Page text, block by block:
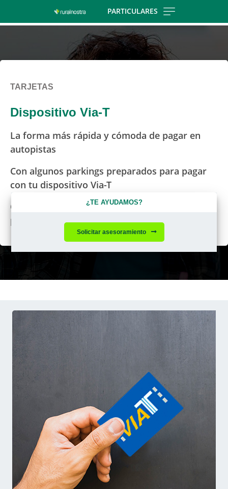
Skip
main
contentt
PARTICULARES
TARJETAS
Dispositivo Via-T
La forma más rápida y cómoda de pagar en
autopistas
Con algunos parkings preparados para pagar
con tu dispositivo Via-T
Olvídate ya de esperar y perder tiempo en los
peajes
¿TE AYUDAMOS?
Solicitar asesoramiento